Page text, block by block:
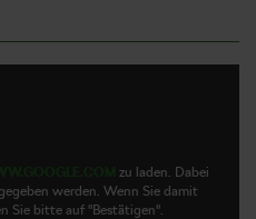
zu laden. Dabei
werden. Wenn Sie damit
Sie bitte auf "Bestätigen".